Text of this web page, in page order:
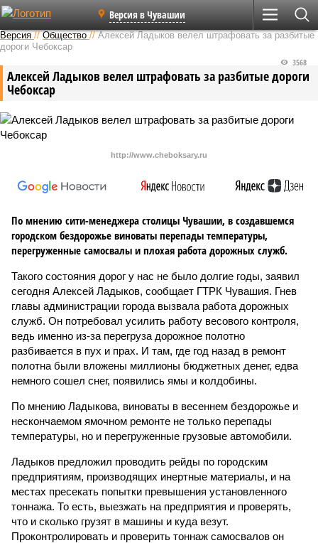
Версия в Чувашии
Версия //Общество //Алексей Ладыков велел штрафовать за разбитые
дороги Чебоксар
Алексей Ладыков велел штрафовать за разбитые дороги
Чебоксар
3568
http://www.cheboksary.ru
По мнению сити-менеджера столицы Чувашии, в создавшемся
городском бездорожье виноваты перепады температуры,
перегруженные самосвалы и плохая работа дорожных служб.
Такого состояния дорог у нас не было долгие годы, заявил
сегодня Алексей Ладыков, сообщает ГТРК Чувашия. Гнев
главы администрации города вызвала работа дорожных
служб. Он потребовал усилить работу весового контроля,
ведь именно из-за перегруза дорожное полотно
разбивается в пух и прах. И там, где год назад в ремонт
полотна были вложены миллионы бюджетных денег, едва
немного сошел снег, появились ямы и колдобины.
По мнению Ладыкова, виноваты в весеннем бездорожье и
нескончаемом ямочном ремонте не только перепады
температуры, но и перегруженные грузовые автомобили.
Ладыков предложил проводить рейды по городским
предприятиям, производящих инертные материалы, и на
местах пресекать попытки превышения установленного
тоннажа. То есть, выезжать на предприятия и проверять,
что и сколько грузят в машины и куда везут.
Проконтролировать и проверить тоннаж самосвалов он